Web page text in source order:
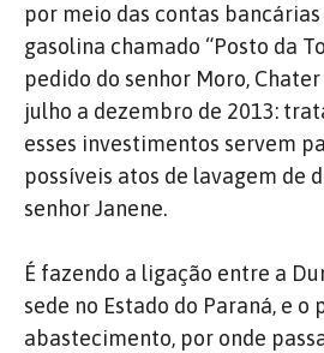
por meio das contas
gasolina chamado “Posto da
pedido do senhor Moro,
julho a dezembro de 2013:
esses investimentos servem
possíveis atos de lavagem de
senhor Janene.
É fazendo a ligação entre a
sede no Estado do Paraná, e o
abastecimento, por onde